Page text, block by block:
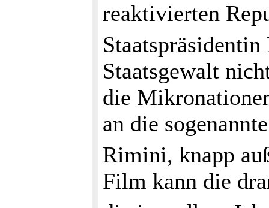
reaktivierten
Staatsgewalt
die
an die
Rimini, knapp
Film kann die